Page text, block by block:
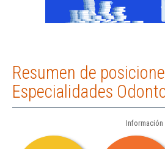
Resumen de
Especialidades